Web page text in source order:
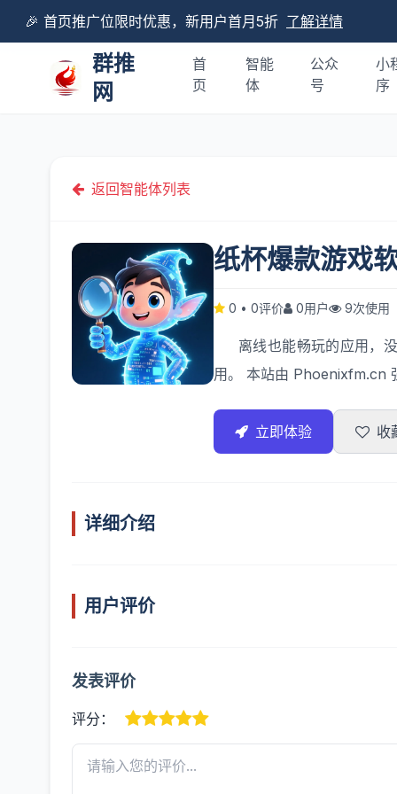
🎉 首页推广位限时优惠，新用户首月5折 了解详情
群推
网
首
页
智能
体
公众
号
小
序
返回智能体列表
纸杯爆款游戏
0 • 0评价 0用户 9次使用
离线也能畅玩的应用，
用。 本站由 Phoenixfm.cn
立即体验 收
详细介绍
用户评价
发表评价
评分：